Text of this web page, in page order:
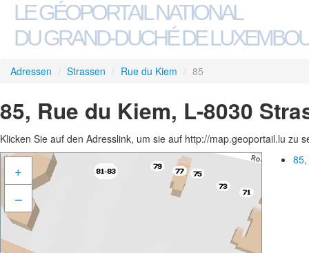
LE GÉOPORTAIL NATIONAL
DU GRAND-DUCHÉ DE
Adressen / Strassen / Rue du Kiem / 85
85, Rue du Kiem, L-8030
Klicken Sie auf den Adresslink, um sie auf http://map.geoportail.lu zu
+
–